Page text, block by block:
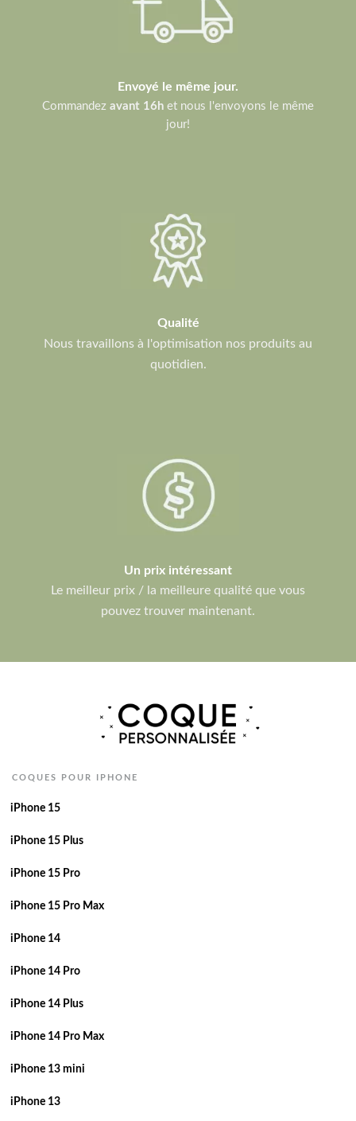
Envoyé le même jour.
Commandez avant 16h et nous l'envoyons le même
jour!
Qualité
Nous travaillons à l'optimisation nos produits au
quotidien.
Un prix intéressant
Le meilleur prix / la meilleure qualité que vous
pouvez trouver maintenant.
COQUES POUR IPHONE
iPhone 15
iPhone 15 Plus
iPhone 15 Pro
iPhone 15 Pro Max
iPhone 14
iPhone 14 Pro
iPhone 14 Plus
iPhone 14 Pro Max
iPhone 13 mini
iPhone 13